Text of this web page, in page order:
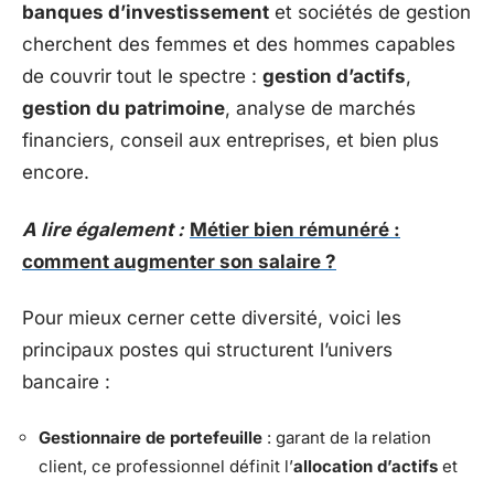
banques d’investissement et sociétés de gestion
cherchent des femmes et des hommes capables
de couvrir tout le spectre : gestion d’actifs,
gestion du patrimoine, analyse de marchés
financiers, conseil aux entreprises, et bien plus
encore.
A lire également : Métier bien rémunéré :
comment augmenter son salaire ?
Pour mieux cerner cette diversité, voici les
principaux postes qui structurent l’univers
bancaire :
Gestionnaire de portefeuille : garant de la relation
client, ce professionnel définit l’allocation d’actifs et